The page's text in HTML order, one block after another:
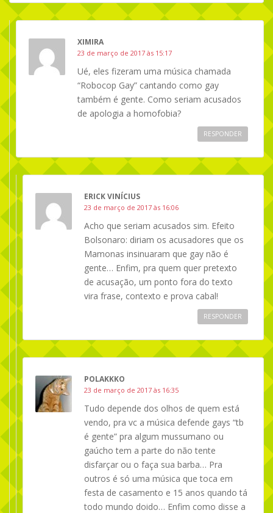
XIMIRA
23 de março de 2017 às 15:17
Ué, eles fizeram uma música chamada
“Robocop Gay” cantando como gay
também é gente. Como seriam acusados
de apologia a homofobia?
RESPONDER
ERICK VINÍCIUS
23 de março de 2017 às 16:06
Acho que seriam acusados sim. Efeito
Bolsonaro: diriam os acusadores que os
Mamonas insinuaram que gay não é
gente… Enfim, pra quem quer pretexto
de acusação, um ponto fora do texto
vira frase, contexto e prova cabal!
RESPONDER
POLAKKKO
23 de março de 2017 às 16:35
Tudo depende dos olhos de quem está
vendo, pra vc a música defende gays “tb
é gente” pra algum mussumano ou
gaúcho tem a parte do não tente
disfarçar ou o faça sua barba… Pra
outros é só uma música que toca em
festa de casamento e 15 anos quando tá
todo mundo doido… Enfim como disse a